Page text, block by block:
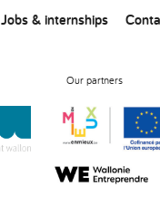
Jobs & internships
Our partners